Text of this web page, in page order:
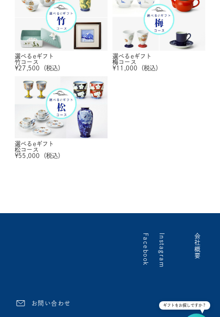
選べるeギフト
竹コース
¥27,500 （税込）
選べるeギフト
梅コース
¥11,000 （税込）
選べるeギフト
松コース
¥55,000 （税込）
会社概要
Instagram
Facebook
お問い合わせ ギフトをお探しですか？